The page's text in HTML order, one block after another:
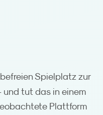
Spielplatz zur
und tut das in einem
Plattform